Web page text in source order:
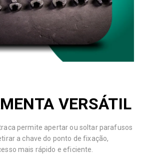
VERSÁTIL
permite apertar ou soltar parafusos
a chave do ponto de fixação,
mais rápido e eficiente.